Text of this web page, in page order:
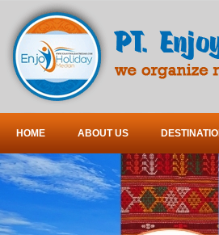
HOME ABOUT US